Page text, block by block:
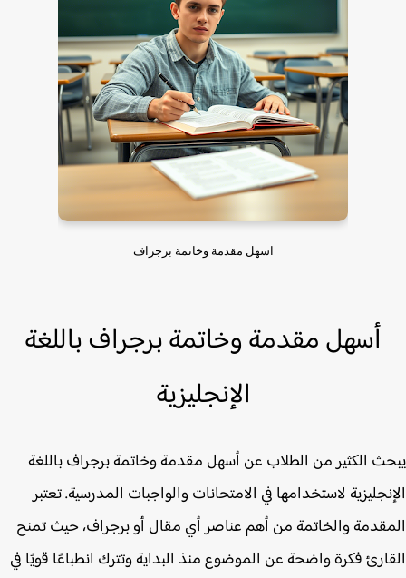
اسهل مقدمة وخاتمة برجراف
أسهل مقدمة وخاتمة برجراف باللغة
الإنجليزية
الكثير من الطلاب عنأسهل مقدمة وخاتمة برجراف باللغة
لاستخدامها في الامتحانات والواجبات المدرسية. تعتبر
والخاتمة من أهم عناصر أي مقال أو برجراف، حيث تمنح
فكرة واضحة عن الموضوع منذ البداية وتترك انطباعًا قويًا في